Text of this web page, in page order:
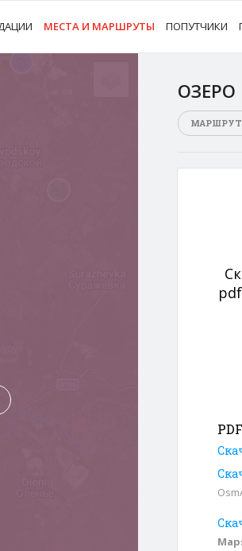
МЕСТА И МАРШРУТЫ ПОПУТЧИКИ
МАРШРУТ
PDF